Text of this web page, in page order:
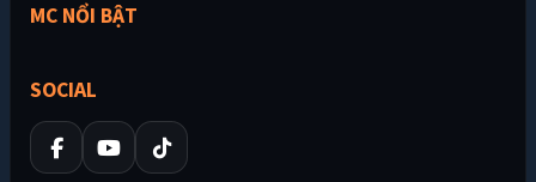
MC NỔI BẬT
SOCIAL